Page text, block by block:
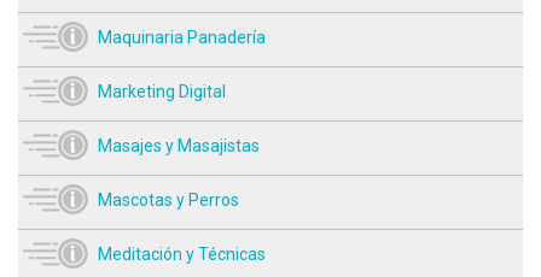
Maquinaria Panadería
Marketing Digital
Masajes y Masajistas
Mascotas y Perros
Meditación y Técnicas